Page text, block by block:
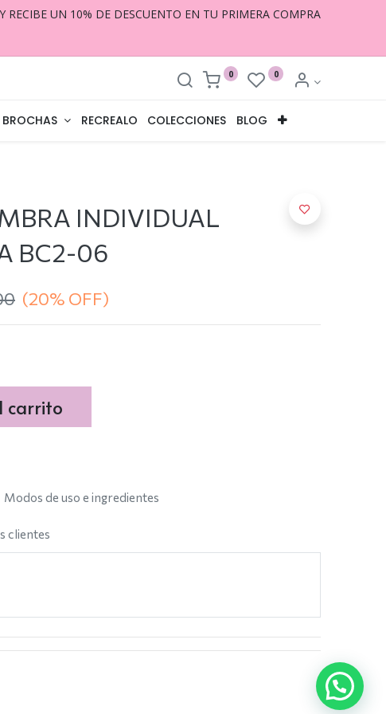
Y RECIBE UN 10% DE DESCUENTO EN TU PRIMERA COMPRA
0 0
BROCHAS RECREALO COLECCIONES BLOG
INDIVIDUAL
BC2-06
(20% OFF)
carrito
Modos de uso e ingredientes
clientes